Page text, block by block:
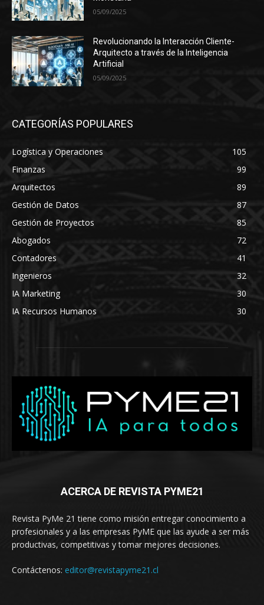
05/09/2025
Revolucionando la Interacción Cliente-
Arquitecto a través de la Inteligencia
Artificial
05/09/2025
CATEGORÍAS POPULARES
Logística y Operaciones
105
Finanzas
99
Arquitectos
89
Gestión de Datos
87
Gestión de Proyectos
85
Abogados
72
Contadores
41
Ingenieros
32
IA Marketing
30
IA Recursos Humanos
30
ACERCA DE REVISTA PYME21
Revista PyMe 21 tiene como misión entregar conocimiento a
profesionales y a las empresas PyME que las ayude a ser más
productivas, competitivas y tomar mejores decisiones.
Contáctenos: editor@revistapyme21.cl